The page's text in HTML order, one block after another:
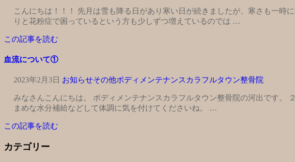
こんにちは！！！ 先月は雪も降る日があり寒い日が続きましたが、寒さも一時
りと花粉症で困っているという方も少しずつ増えているのでは …
この記事を読む
血流について①
2023年2月3日 お知らせその他ボディメンテナンスカラフルタウン整骨院
みなさんこんにちは。 ボディメンテナンスカラフルタウン整骨院の河出です。
まめな水分補給などして体調に気を付けてくださいね。 …
この記事を読む
カテゴリー